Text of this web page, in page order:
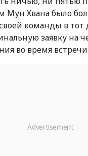
Мун Хвана было
команды в тот
заявку на
во время